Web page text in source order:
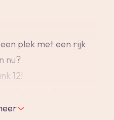
plek met een rijk
nu?
12!